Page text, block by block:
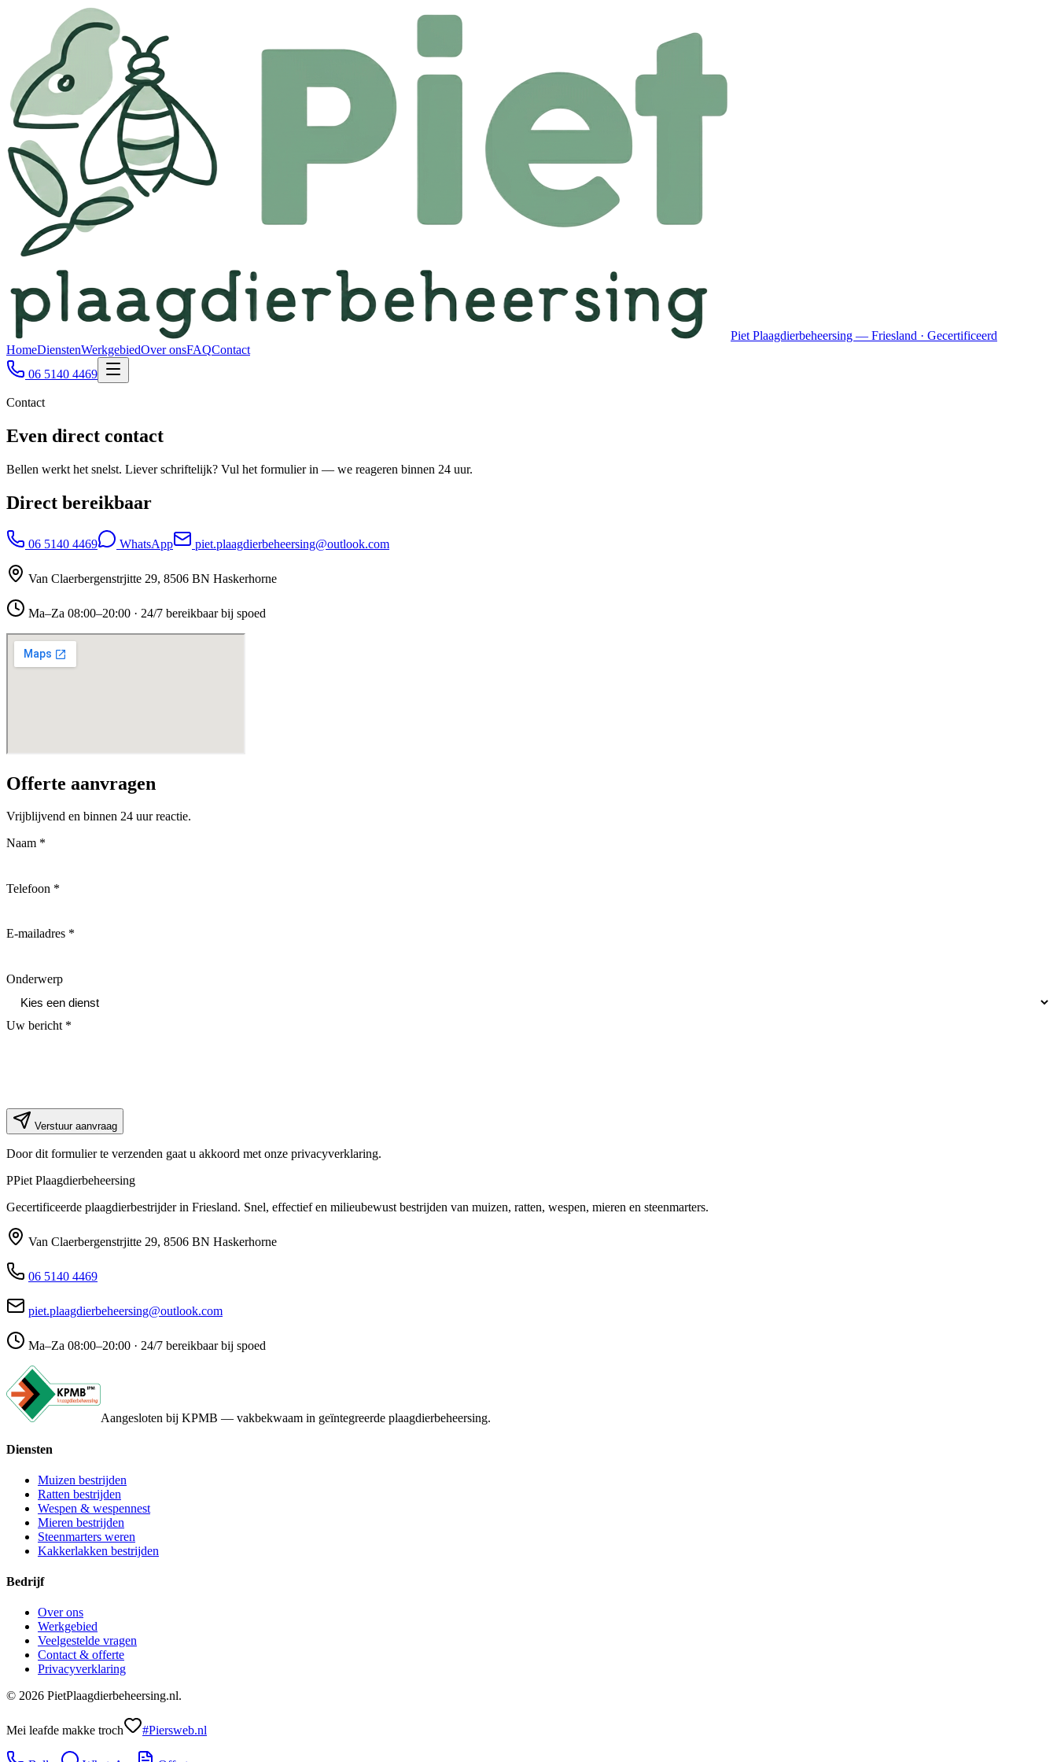
Piet Plaagdierbeheersing — Friesland · Gecertificeerd
HomeDienstenWerkgebiedOver onsFAQContact
06 5140 4469
Contact
Even direct contact
Bellen werkt het snelst. Liever schriftelijk? Vul het formulier in — we reageren binnen 24 uur.
Direct bereikbaar
06 5140 4469 WhatsApp piet.plaagdierbeheersing@outlook.com
Van Claerbergenstrjitte 29, 8506 BN Haskerhorne
Ma–Za 08:00–20:00 · 24/7 bereikbaar bij spoed
Offerte aanvragen
Vrijblijvend en binnen 24 uur reactie.
Naam *
Telefoon *
E-mailadres *
Onderwerp
Uw bericht *
Verstuur aanvraag
Door dit formulier te verzenden gaat u akkoord met onze privacyverklaring.
PPiet Plaagdierbeheersing
Gecertificeerde plaagdierbestrijder in Friesland. Snel, effectief en milieubewust bestrijden van muizen, ratten, wespen, mieren en steenmarters.
Van Claerbergenstrjitte 29, 8506 BN Haskerhorne
06 5140 4469
piet.plaagdierbeheersing@outlook.com
Ma–Za 08:00–20:00 · 24/7 bereikbaar bij spoed
Aangesloten bij KPMB — vakbekwaam in geïntegreerde plaagdierbeheersing.
Diensten
Muizen bestrijden
Ratten bestrijden
Wespen & wespennest
Mieren bestrijden
Steenmarters weren
Kakkerlakken bestrijden
Bedrijf
Over ons
Werkgebied
Veelgestelde vragen
Contact & offerte
Privacyverklaring
© 2026 PietPlaagdierbeheersing.nl.
Mei leafde makke troch #Piersweb.nl